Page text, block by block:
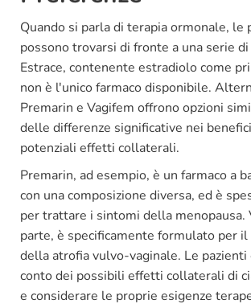
Quando si parla di terapia ormonale, le
possono trovarsi di fronte a una serie
Estrace, contenente estradiolo come
non è l'unico farmaco disponibile.
Premarin e Vagifem offrono opzioni
delle differenze significative nei
potenziali effetti collaterali.
Premarin, ad esempio, è un farmaco a
con una composizione diversa, ed è
per trattare i sintomi della menopausa.
parte, è specificamente formulato per
della atrofia vulvo-vaginale. Le
conto dei possibili effetti collaterali di
e considerare le proprie esigenze